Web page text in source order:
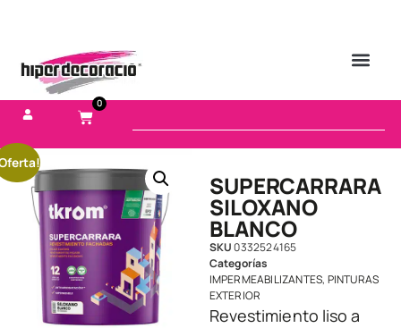
0
SUPERCARRARA
SILOXANO
BLANCO
SKU0332524165
Categorías
IMPERMEABILIZANTES, PINTURAS
EXTERIOR
Revestimiento liso a